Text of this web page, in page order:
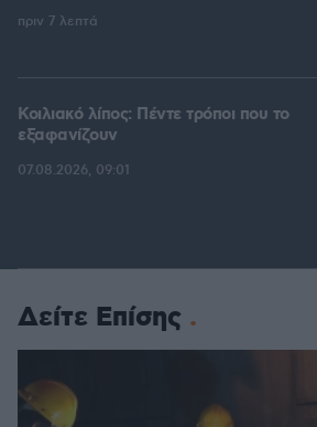
πριν 7 λεπτά
Κοιλιακό λίπος: Πέντε τρόποι που το
εξαφανίζουν
07.08.2026, 09:01
Δείτε Επίσης